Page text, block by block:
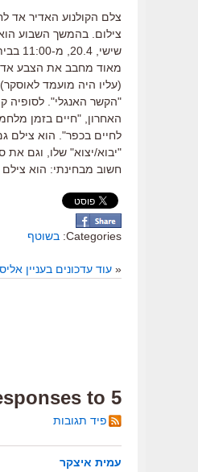
צלם הקולנוע האדיר אד
צילום. בהמשך השבוע הוא
שישי, 20.4, מ-11:00 בבית ציוני אמריקה. כל
מאוד מחבב את הצבע
(עליו היה מועמד
"הקשר האנגלי". לסופיה
האחרון, "חיים בזמן
לחיים בכפר". הוא צילם
"יבוא/יצוא" שלו, וגם
חשוב מבחינתי: הוא צילם
Categories: בשוטף
« עוד עדכונים בעניין
5 Responses to “הצלמנים באים”
פיד תגובות
עמית איצקר